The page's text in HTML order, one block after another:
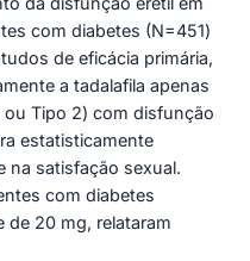
com diabetes (N=451)
de eficácia primária,
a tadalafila apenas
ou Tipo 2) com disfunção
estatisticamente
na satisfação sexual.
com diabetes
de 20 mg, relataram